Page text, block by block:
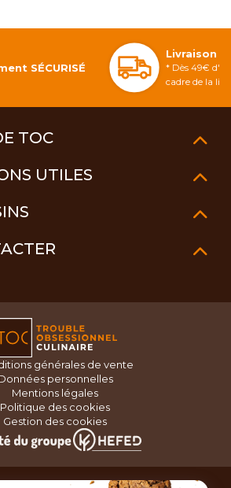
SÉCURISÉ
Livraison
* Dès 49€
cadre de la
TOC
UTILES
générales de vente
personnelles
Mentions légales
Politique des cookies
Gestion des cookies